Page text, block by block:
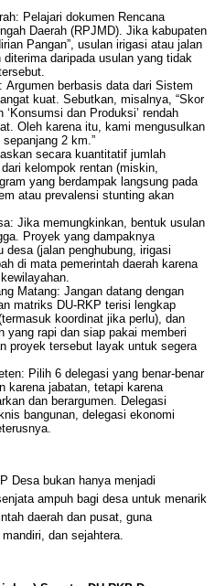
Pelajari dokumen Rencana
Daerah (RPJMD). Jika kabupaten
Pangan”, usulan irigasi atau jalan
daripada usulan yang tidak
berbasis data dari Sistem
kuat. Sebutkan, misalnya, “Skor
dan Produksi’ rendah
Oleh karena itu, kami mengusulkan
2 km.”
secara kuantitatif jumlah
kelompok rentan (miskin,
yang berdampak langsung pada
atau prevalensi stunting akan
Jika memungkinkan, bentuk usulan
Proyek yang dampaknya
desa (jalan penghubung, irigasi
di mata pemerintah daerah karena
Matang: Jangan datang dengan
matriks DU-RKP terisi lengkap
koordinat jika perlu), dan
yang rapi dan siap pakai memberi
proyek tersebut layak untuk segera
Pilih 6 delegasi yang benar-benar
karena jabatan, tetapi karena
dan berargumen. Delegasi
bangunan, delegasi ekonomi
Desa bukan hanya menjadi
ampuh bagi desa untuk menarik
daerah dan pusat, guna
dan sejahtera.